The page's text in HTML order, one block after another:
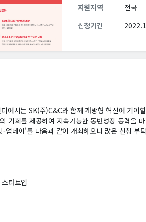
지원지역
전국
신청기간
에서는 SK(주)C&C와 함께 개방형 혁신에 기여
기회를 제공하여 지속가능한 동반성장 동력을
업데이'를 다음과 같이 개최하오니 많은 신청 부
타트업